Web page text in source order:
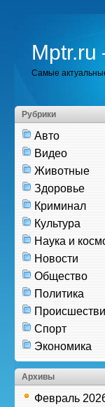
Самые
Рубрики
Авто
Видео
Животные
Здоровье
Криминал
Культура
Наука и
Новости
Общество
Политика
Спорт
Экономика
Архивы
Февраль